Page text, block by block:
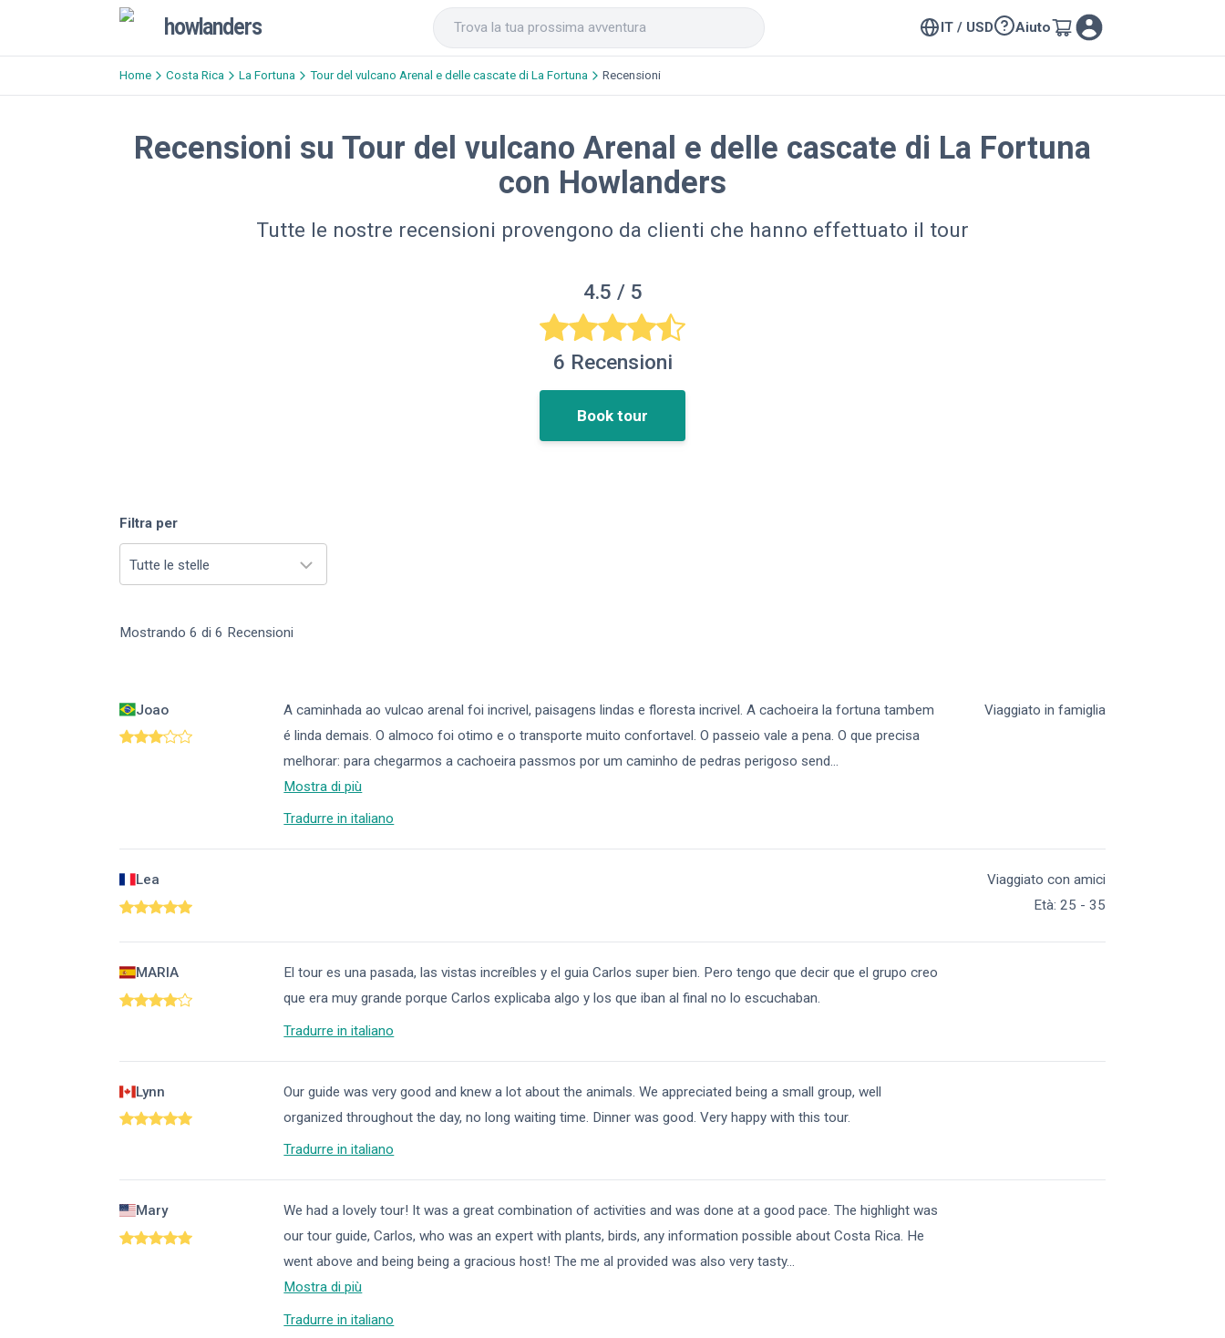
howlanders IT / USD Aiuto
Home Costa Rica La Fortuna Tour del vulcano Arenal e delle cascate di La Fortuna Recensioni
Recensioni su Tour del vulcano Arenal e delle cascate di La Fortuna
con Howlanders
Tutte le nostre recensioni provengono da clienti che hanno effettuato il tour
4.5 / 5
6 Recensioni
Book tour
Filtra per
Tutte le stelle
Mostrando 6 di 6 Recensioni
Joao
A caminhada ao vulcao arenal foi incrivel, paisagens lindas e floresta incrivel. A cachoeira la fortuna tambem
é linda demais. O almoco foi otimo e o transporte muito confortavel. O passeio vale a pena. O que precisa
melhorar: para chegarmos a cachoeira passmos por um caminho de pedras perigoso send
Mostra di più
Tradurre in italiano
Viaggiato in famiglia
Lea
Viaggiato con amici
Età: 25 - 35
MARIA
El tour es una pasada, las vistas increíbles y el guia Carlos super bien. Pero tengo que decir que el grupo creo
que era muy grande porque Carlos explicaba algo y los que iban al final no lo escuchaban.
Tradurre in italiano
Lynn
Our guide was very good and knew a lot about the animals. We appreciated being a small group, well
organized throughout the day, no long waiting time. Dinner was good. Very happy with this tour.
Tradurre in italiano
Mary
We had a lovely tour! It was a great combination of activities and was done at a good pace. The highlight was
our tour guide, Carlos, who was an expert with plants, birds, any information possible about Costa Rica. He
went above and being being a gracious host! The me al provided was also very tasty...
Mostra di più
Tradurre in italiano